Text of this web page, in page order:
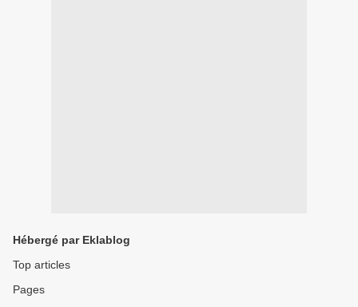
Hébergé par Eklablog
Top articles
Pages